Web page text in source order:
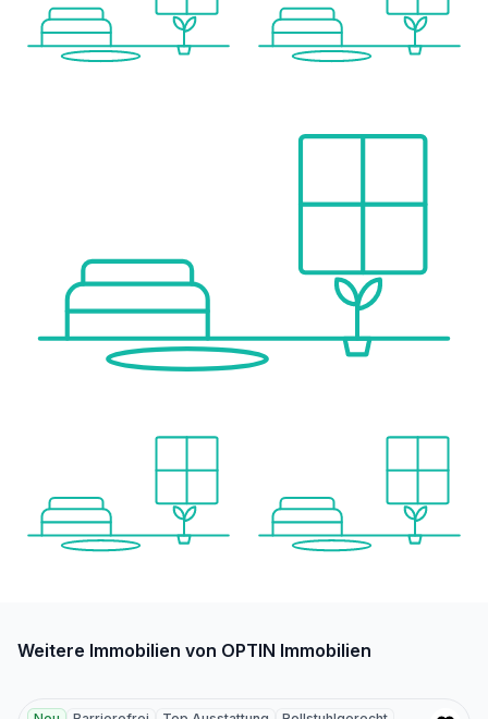
Weitere Immobilien von OPTIN Immobilien